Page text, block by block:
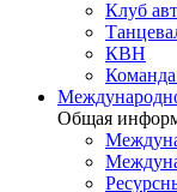
Клуб
КВН
Команда
Общая